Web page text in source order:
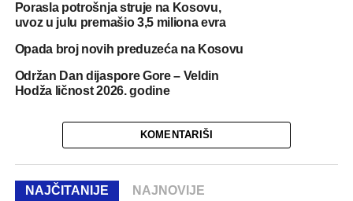
Porasla potrošnja struje na Kosovu,
uvoz u julu premašio 3,5 miliona evra
Opada broj novih preduzeća na Kosovu
Održan Dan dijaspore Gore – Veldin
Hodža ličnost 2026. godine
KOMENTARIŠI
NAJČITANIJE NAJNOVIJE